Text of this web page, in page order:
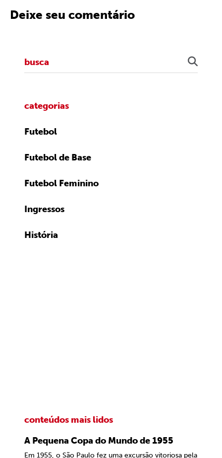
Deixe seu comentário
categorias
Futebol
Futebol de Base
Futebol Feminino
Ingressos
História
conteúdos mais lidos
A Pequena Copa do Mundo de 1955
Em 1955, o São Paulo fez uma excursão vitoriosa pela